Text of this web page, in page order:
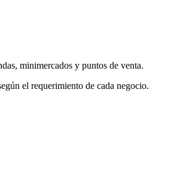
minimercados y puntos de venta.
el requerimiento de cada negocio.